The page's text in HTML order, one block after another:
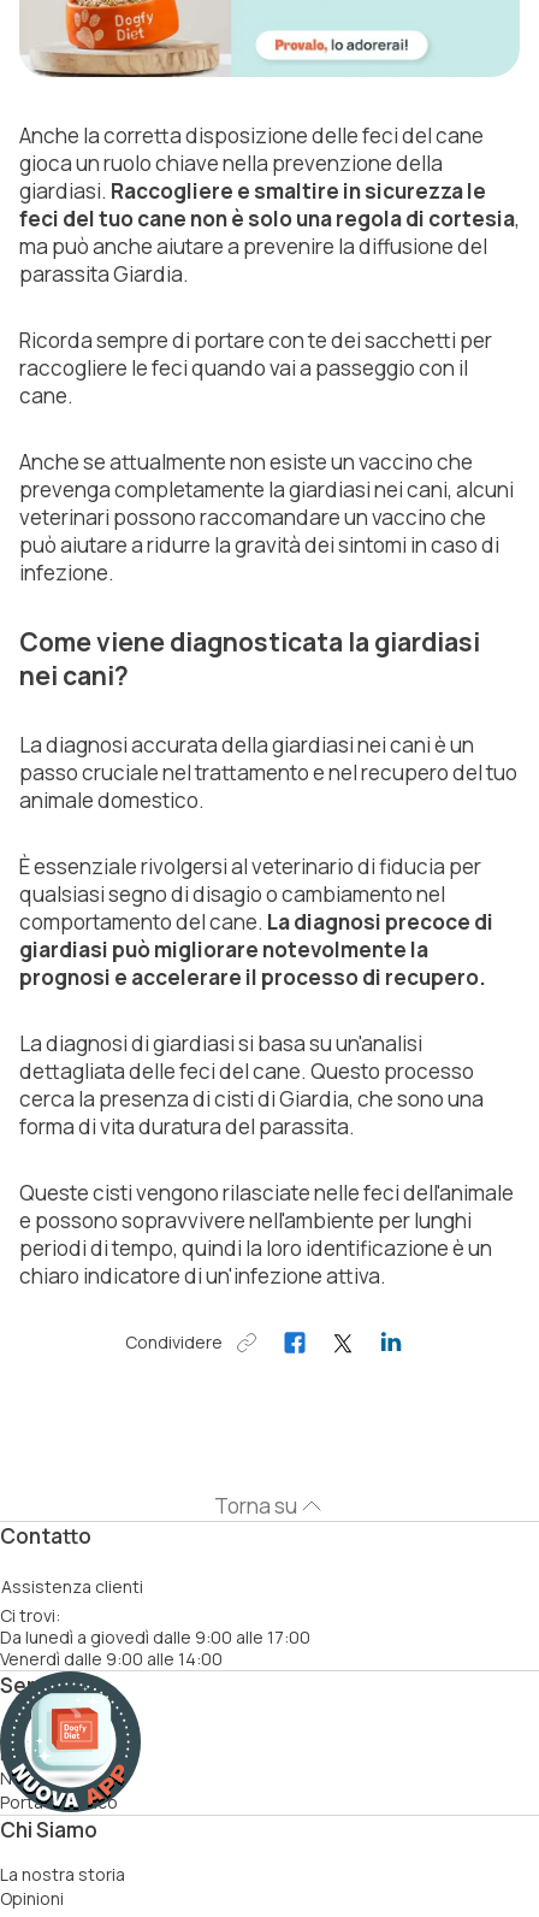
Anche la corretta disposizione delle feci del cane
gioca un ruolo chiave nella prevenzione della
giardiasi. Raccogliere e smaltire in sicurezza le
feci del tuo cane non è solo una regola di cortesia,
ma può anche aiutare a prevenire la diffusione del
parassita Giardia.
Ricorda sempre di portare con te dei sacchetti per
raccogliere le feci quando vai a passeggio con il
cane.
Anche se attualmente non esiste un vaccino che
prevenga completamente la giardiasi nei cani, alcuni
veterinari possono raccomandare un vaccino che
può aiutare a ridurre la gravità dei sintomi in caso di
infezione.
Come viene diagnosticata la giardiasi
nei cani?
La diagnosi accurata della giardiasi nei cani è un
passo cruciale nel trattamento e nel recupero del tuo
animale domestico.
È essenziale rivolgersi al veterinario di fiducia per
qualsiasi segno di disagio o cambiamento nel
comportamento del cane. La diagnosi precoce di
giardiasi può migliorare notevolmente la
prognosi e accelerare il processo di recupero.
La diagnosi di giardiasi si basa su un'analisi
dettagliata delle feci del cane. Questo processo
cerca la presenza di cisti di Giardia, che sono una
forma di vita duratura del parassita.
Queste cisti vengono rilasciate nelle feci dell'animale
e possono sopravvivere nell'ambiente per lunghi
periodi di tempo, quindi la loro identificazione è un
chiaro indicatore di un'infezione attiva.
Condividere
Torna su
Contatto
Assistenza clienti
Ci trovi:
Da lunedì a giovedì dalle 9:00 alle 17:00
Venerdì dalle 9:00 alle 14:00
Servizi
Come funziona
Ricette
Nutrizionisti
Porta un amico
Chi Siamo
La nostra storia
Opinioni